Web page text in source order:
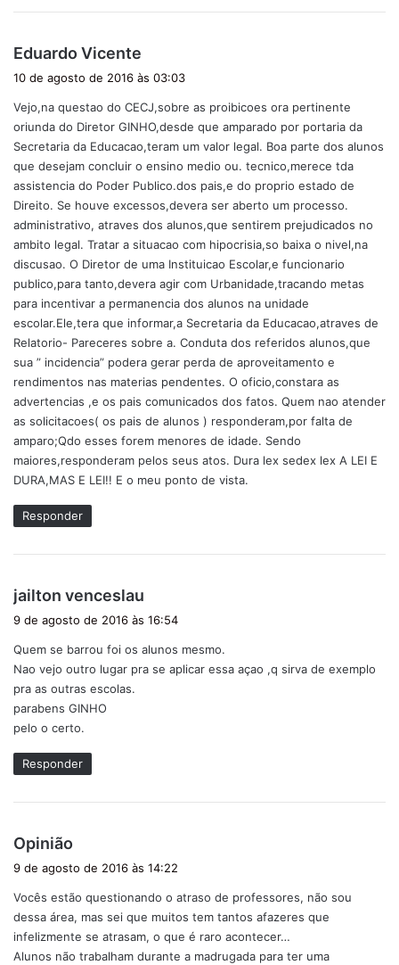
Eduardo Vicente
s
e
:
10 de agosto de 2016 às 03:03
Vejo,na questao do CECJ,sobre as proibicoes ora pertinente
oriunda do Diretor GINHO,desde que amparado por portaria da
Secretaria da Educacao,teram um valor legal. Boa parte dos alunos
que desejam concluir o ensino medio ou. tecnico,merece tda
assistencia do Poder Publico.dos pais,e do proprio estado de
Direito. Se houve excessos,devera ser aberto um processo.
administrativo, atraves dos alunos,que sentirem prejudicados no
ambito legal. Tratar a situacao com hipocrisia,so baixa o nivel,na
discusao. O Diretor de uma Instituicao Escolar,e funcionario
publico,para tanto,devera agir com Urbanidade,tracando metas
para incentivar a permanencia dos alunos na unidade
escolar.Ele,tera que informar,a Secretaria da Educacao,atraves de
Relatorio- Pareceres sobre a. Conduta dos referidos alunos,que
sua ” incidencia” podera gerar perda de aproveitamento e
rendimentos nas materias pendentes. O oficio,constara as
advertencias ,e os pais comunicados dos fatos. Quem nao atender
as solicitacoes( os pais de alunos ) responderam,por falta de
amparo;Qdo esses forem menores de idade. Sendo
maiores,responderam pelos seus atos. Dura lex sedex lex A LEI E
DURA,MAS E LEI!! E o meu ponto de vista.
Responder
jailton venceslau
s
e
9 de agosto de 2016 às 16:54
Quem se barrou foi os alunos mesmo.
Nao vejo outro lugar pra se aplicar essa açao ,q sirva de exemplo
pra as outras escolas.
parabens GINHO
pelo o certo.
Responder
Opinião
s
e
:
9 de agosto de 2016 às 14:22
Vocês estão questionando o atraso de professores, não sou
dessa área, mas sei que muitos tem tantos afazeres que
infelizmente se atrasam, o que é raro acontecer…
Alunos não trabalham durante a madrugada para ter uma